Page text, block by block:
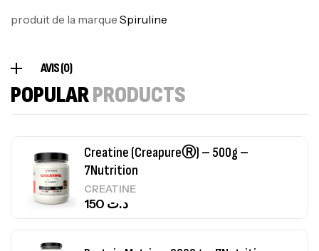
produit de la marque Spiruline
AVIS (0)
POPULARPRODUCTS
د.ت84
7Nutrition
CREATINE
Protein Matrix – 2000g – 7Nutrition
PROTEIN,
د.ت260